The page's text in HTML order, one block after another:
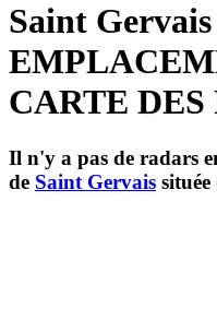
Saint
CARTE DES
Il n'y a pas de radars
de Saint Gervais